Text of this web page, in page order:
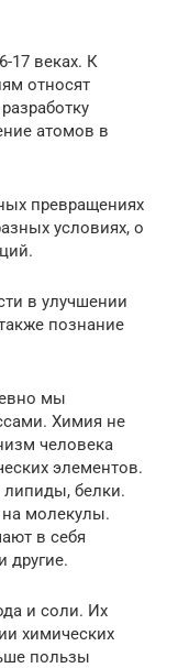
17 веках. К
относят
атомов в
превращениях
условиях, о
в улучшении
познание
мы
Химия не
человека
элементов.
липиды, белки.
молекулы.
в себя
другие.
и соли. Их
химических
пользы